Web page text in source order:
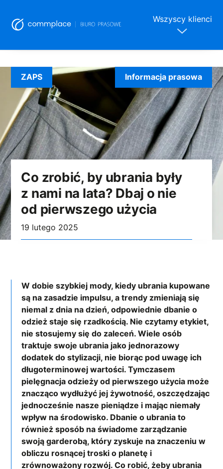
to
content
Wszyscy klienci
Co zrobić, by ubrania były
z nami na lata? Dbaj o nie
od pierwszego użycia
19 lutego 2025
ZAPS Informacja prasowa
W dobie szybkiej mody, kiedy ubrania kupowane
są na zasadzie impulsu, a trendy zmieniają się
niemal z dnia na dzień, odpowiednie dbanie o
odzież staje się rzadkością. Nie czytamy etykiet,
nie stosujemy się do zaleceń. Wiele osób
traktuje swoje ubrania jako jednorazowy
dodatek do stylizacji, nie biorąc pod uwagę ich
długoterminowej wartości. Tymczasem
pielęgnacja odzieży od pierwszego użycia może
znacząco wydłużyć jej żywotność, oszczędzając
jednocześnie nasze pieniądze i mając niemały
wpływ na środowisko. Dbanie o ubrania to
również sposób na świadome zarządzanie
swoją garderobą, który zyskuje na znaczeniu w
obliczu rosnącej troski o planetę i
zrównoważony rozwój. Co robić, żeby ubrania